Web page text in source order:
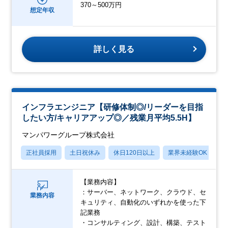
想定年収
370～500万円
詳しく見る
インフラエンジニア【研修体制◎/リーダーを目指
したい方/キャリアアップ◎／残業月平均5.5H】
マンパワーグループ株式会社
正社員採用 土日祝休み 休日120日以上 業界未経験OK
業務内容
【業務内容】
：サーバー、ネットワーク、クラウド、セ
キュリティ、自動化のいずれかを使った下
記業務
・コンサルティング、設計、構築、テスト